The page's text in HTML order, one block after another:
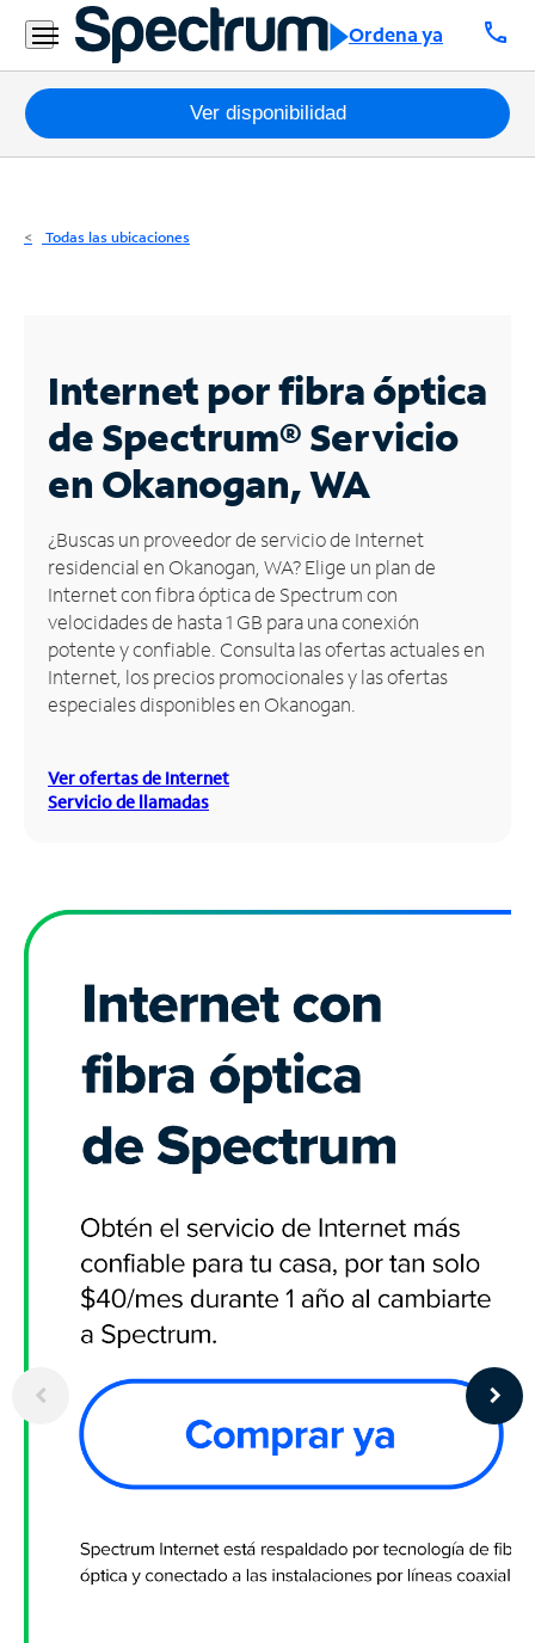
Ordena ya call
Residencial
Business
Paquetes
Internet
Business
Contáctanos
Inglés
Administrar
cuenta
Encuentra
una
tienda
Ver disponibilidad
Todas las ubicaciones
Internet por fibra óptica
de Spectrum®Servicio
en Okanogan, WA
¿Buscas un proveedor de servicio de Internet
residencial en Okanogan, WA? Elige un plan de
Internet con fibra óptica de Spectrum con
velocidades de hasta 1 GB para una conexión
potente y confiable. Consulta las ofertas actuales en
Internet, los precios promocionales y las ofertas
especiales disponibles en Okanogan.
Ver ofertas de Internet
Servicio de llamadas